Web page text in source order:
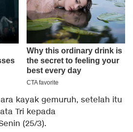
kayak gemuruh, setelah itu
Tri kepada
(25/3).